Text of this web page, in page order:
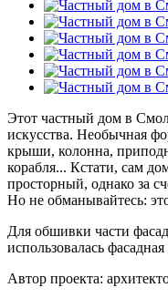
Этот частный дом в
искусства. Необычная
крыши, колонна,
корабля... Кстати, сам
просторный, однако за
Но не обманывайтесь:
Для обшивки части
использовалась
Автор проекта: